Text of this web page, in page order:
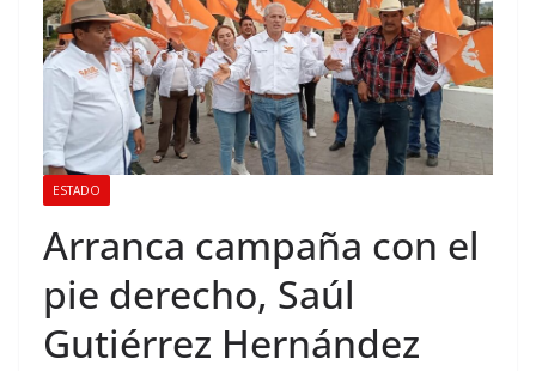
ESTADO
Arranca campaña con el
pie derecho, Saúl
Gutiérrez Hernández